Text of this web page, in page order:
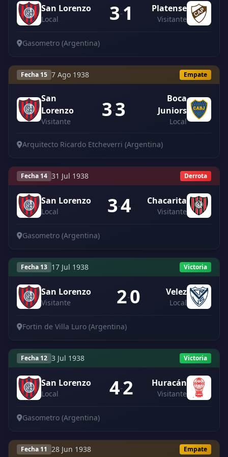
San Lorenzo
Local 3-1 Platense
Visitante
Gasometro (Argentina)
Fecha 15 7 Ago 1938 Empate
San
Lorenzo
Visitante 3-3
Boca
Juniors
Local
Arquitecto Ricardo Etcheverri (Argentina)
Fecha 14 31 Jul 1938 Derrota
San Lorenzo
Local 3-4 Chacarita
Visitante
Gasometro (Argentina)
Fecha 13 17 Jul 1938 Victoria
San Lorenzo
Visitante 2-0 Velez
Local
Fortin de Villa Luro (Argentina)
Fecha 12 3 Jul 1938 Victoria
San Lorenzo
Local 4-2 Huracán
Visitante
Gasometro (Argentina)
Fecha 11 28 Jun 1938 Empate